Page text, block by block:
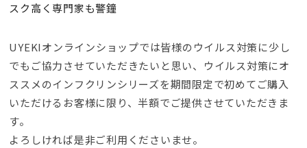
スク高く専門家も警鐘
UYEKIオンラインショップでは皆様のウイルス対策に少し
でもご協力させていただきたいと思い、ウイルス対策にオ
ススメのインフクリンシリーズを期間限定で初めてご購入
いただけるお客様に限り、半額でご提供させていただきま
す。
よろしければ是非ご利用くださいませ。